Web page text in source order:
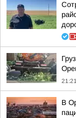
21:21
В